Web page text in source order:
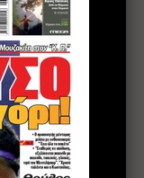
και ηχογράφησε
και έκανε τον
για πάντα!»
«ΘΡΥΛΕ ΜΟΥ»)